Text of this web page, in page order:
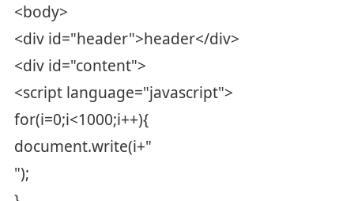
<body>
<div id="header">header</div>
<div id="content">
<script language="javascript">
for(i=0;i<1000;i++){
document.write(i+"
");